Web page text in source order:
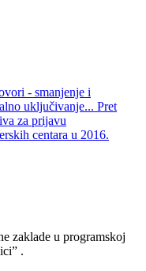
- smanjenje i
uključivanje... Pret
za prijavu
centara u 2016.
zaklade u programskoj
.